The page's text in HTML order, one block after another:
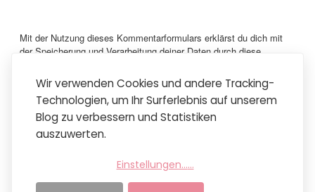
Mit der Nutzung dieses Kommentarformulars erklärst du dich mit
der Speicherung und Verarbeitung deiner Daten durch diese
Vielen lieben Dank für dein Kommentar!
Neuerer Post
Älterer Post
Startseite
Mobile Version anzeigen
Kommentare zum Post (Atom)
Wir verwenden Cookies und andere Tracking-
Technologien, um Ihr Surferlebnis auf unserem
Blog zu verbessern und Statistiken
auszuwerten.
Einstellungen......